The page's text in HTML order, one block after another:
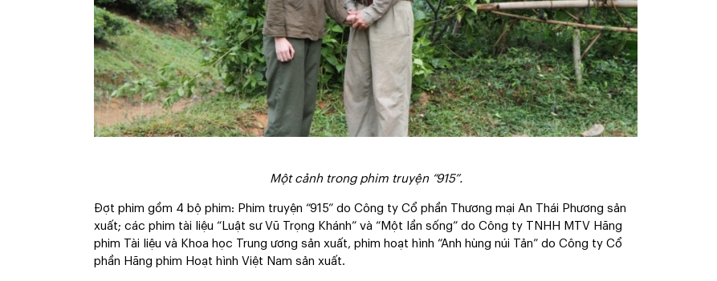
Một cảnh trong phim truyện “915”.
Đợt phim gồm 4 bộ phim: Phim truyện “915” do Công ty Cổ phần Thương mại An Thái Phương sản
xuất; các phim tài liệu “Luật sư Vũ Trọng Khánh” và “Một lần sống” do Công ty TNHH MTV Hãng
phim Tài liệu và Khoa học Trung ương sản xuất, phim hoạt hình “Anh hùng núi Tản” do Công ty Cổ
phần Hãng phim Hoạt hình Việt Nam sản xuất.